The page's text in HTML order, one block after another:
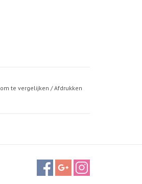
te vergelijken /Afdrukken